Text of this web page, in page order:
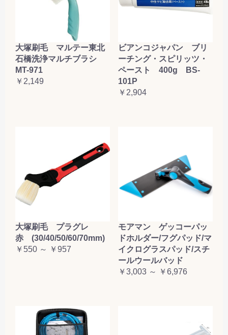
大塚刷毛 マルテー東北
石橋洗浄マルチブラシ
MT-971
￥2,149
ビアンコジャパン ブリ
ーチング・スピリッツ・
ペースト 400g BS-
101P
￥2,904
大塚刷毛 プラグレ
赤 (30/40/50/60/70mm)
￥550 ～ ￥957
モアマン ゲッコーパッ
ドホルダー/フグパッド/マ
イクログラスパッド/スチ
ールウールバッド
￥3,003 ～ ￥6,976